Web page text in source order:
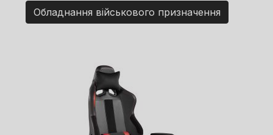
Обладнання військового призначення